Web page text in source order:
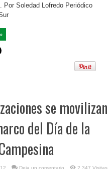
Por Soledad Lofredo Periódico
se movilizan
del Día de la
Deja un comentario 2,347 Visitas